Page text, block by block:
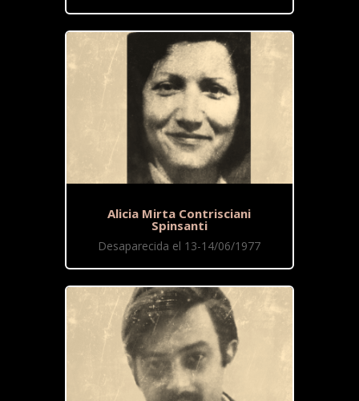
Alicia Mirta Contrisciani
Spinsanti
Desaparecida el 13-14/06/1977